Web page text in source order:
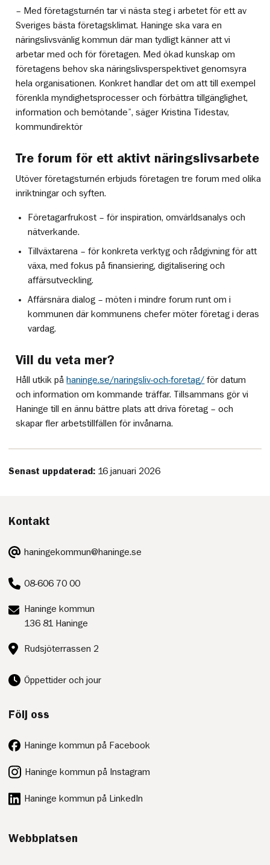
– Med företagsturnén tar vi nästa steg i arbetet för ett av
Sveriges bästa företagsklimat. Haninge ska vara en
näringslivsvänlig kommun där man tydligt känner att vi
arbetar med och för företagen. Med ökad kunskap om
företagens behov ska näringslivsperspektivet genomsyra
hela organisationen. Konkret handlar det om att till exempel
förenkla myndighetsprocesser och förbättra tillgänglighet,
information och bemötande”, säger Kristina Tidestav,
kommundirektör
Tre forum för ett aktivt näringslivsarbete
Utöver företagsturnén erbjuds företagen tre forum med olika
inriktningar och syften.
Företagarfrukost – för inspiration, omvärldsanalys och
nätverkande.
Tillväxtarena – för konkreta verktyg och rådgivning för att
växa, med fokus på finansiering, digitalisering och
affärsutveckling.
Affärsnära dialog – möten i mindre forum runt om i
kommunen där kommunens chefer möter företag i deras
vardag.
Vill du veta mer?
Håll utkik på haninge.se/naringsliv-och-foretag/ för datum
och information om kommande träffar. Tillsammans gör vi
Haninge till en ännu bättre plats att driva företag – och
skapar fler arbetstillfällen för invånarna.
Senast uppdaterad: 16 januari 2026
Kontakt
E-
post:
haningekommun@haninge.se
Telefon:
08-606 70 00
Postadress:
Haninge kommun
136 81 Haninge
Besöksadress:
Rudsjöterrassen 2
Öppettider och jour
Följ oss
Haninge kommun på Facebook
Haninge kommun på Instagram
Haninge kommun på LinkedIn
Webbplatsen